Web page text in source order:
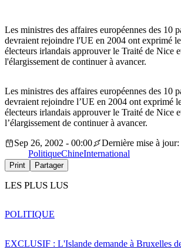
Les ministres des affaires européennes des 10
devraient rejoindre l'UE en 2004 ont exprimé
électeurs irlandais approuver le Traité de Nice
l'élargissement de continuer à avancer.
Les ministres des affaires européennes des 10
devraient rejoindre l’UE en 2004 ont exprimé
électeurs irlandais approuver le Traité de Nice
l’élargissement de continuer à avancer.
Sep 26, 2002 - 00:00
Dernière mise à
PolitiqueChineInternational
Print Partager
LES PLUS LUS
EXCLUSIF : L'Islande demande à Bruxelles
POLITIQUE